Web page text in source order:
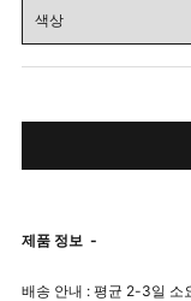
제품 정보 -
배송 안내 : 평균 2-3일 소